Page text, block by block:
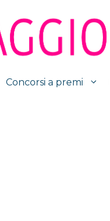
Concorsi a premi